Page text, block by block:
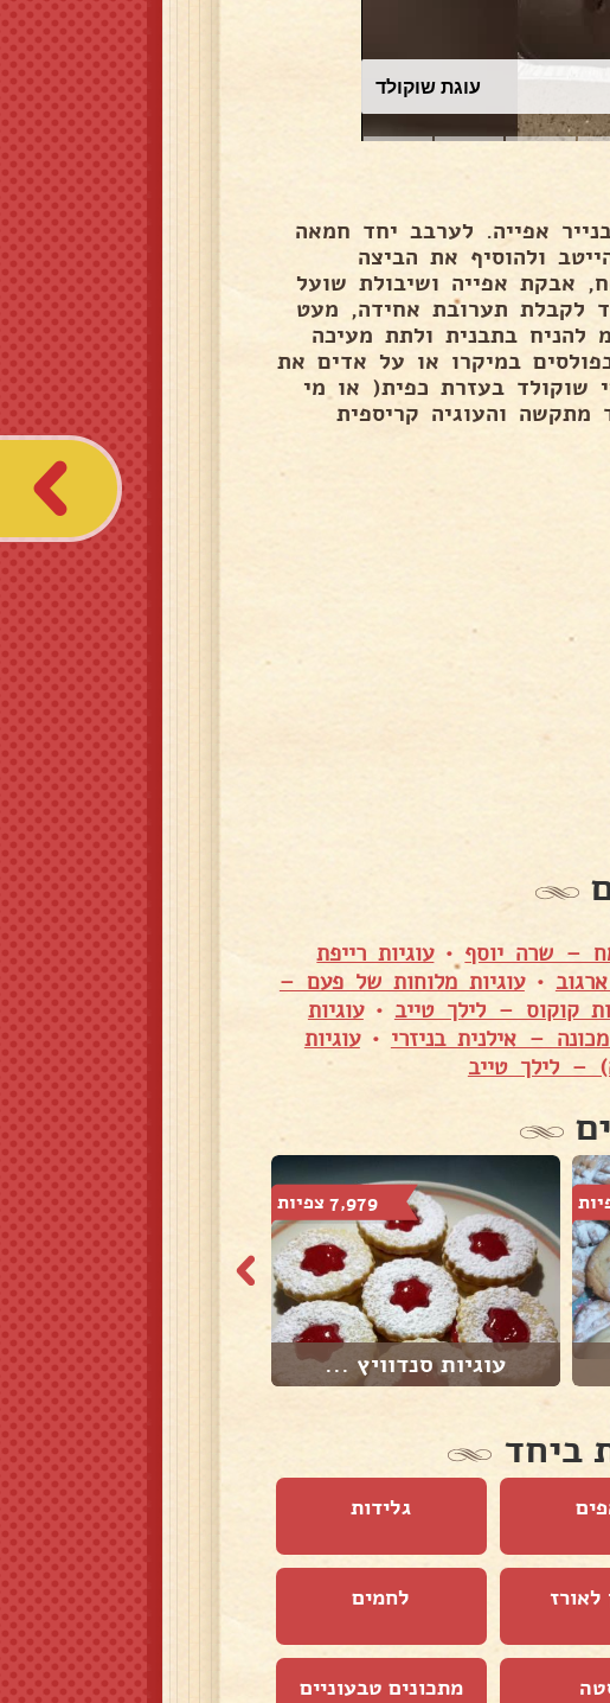
עוגת שוקולד
תנור בנייר אפייה. לערבב יחד חמאה
ולהוסיף את הביצה
אבקת אפייה ושיבולת שועל
לקבלת תערובת אחידה, מעט
כדורים קטנים בקוטר 1.½ ס''מ להניח בתבנית ולתת מעיכה
יחד בפולסים במיקרו או על אדים את
שוקולד בעזרת כפית( או מי
מתקשה והעוגיה קריספית
– שרה יוסף •עוגיות רייפת
•עוגיות מלוחות של פעם –
קוקוס – לילך טייב •עוגיות
– אילנית בניזרי •עוגיות
– לילך טייב
7,979 צפיות
עוגיות סנדוויץ ...
ביחד
גלידות
לאורז לחמים
מתכונים טבעוניים